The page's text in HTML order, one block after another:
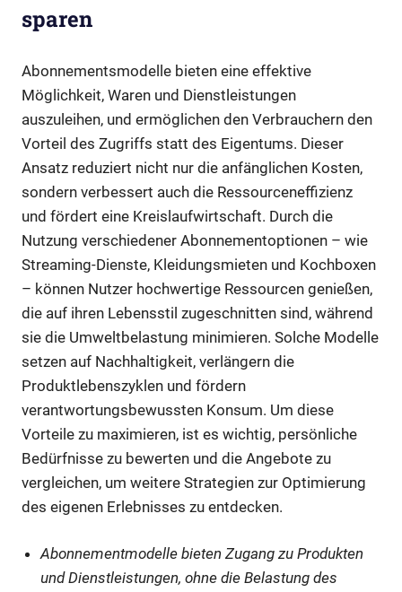
sparen
Abonnementsmodelle bieten eine effektive
Möglichkeit, Waren und Dienstleistungen
auszuleihen, und ermöglichen den Verbrauchern den
Vorteil des Zugriffs statt des Eigentums. Dieser
Ansatz reduziert nicht nur die anfänglichen Kosten,
sondern verbessert auch die Ressourceneffizienz
und fördert eine Kreislaufwirtschaft. Durch die
Nutzung verschiedener Abonnementoptionen – wie
Streaming-Dienste, Kleidungsmieten und Kochboxen
– können Nutzer hochwertige Ressourcen genießen,
die auf ihren Lebensstil zugeschnitten sind, während
sie die Umweltbelastung minimieren. Solche Modelle
setzen auf Nachhaltigkeit, verlängern die
Produktlebenszyklen und fördern
verantwortungsbewussten Konsum. Um diese
Vorteile zu maximieren, ist es wichtig, persönliche
Bedürfnisse zu bewerten und die Angebote zu
vergleichen, um weitere Strategien zur Optimierung
des eigenen Erlebnisses zu entdecken.
Abonnementmodelle bieten Zugang zu Produkten
und Dienstleistungen, ohne die Belastung des